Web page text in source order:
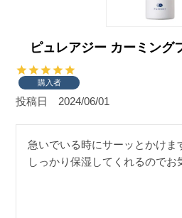
ピュレアジー カーミング
購入者
投稿日 2024/06/01
急いでいる時にサーッとかけま
しっかり保湿してくれるのでお